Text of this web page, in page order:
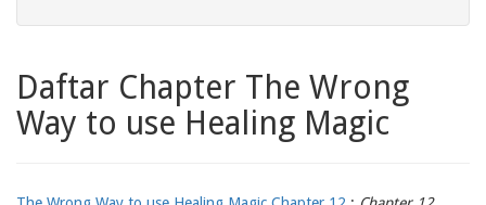
Daftar Chapter The Wrong
Way to use Healing Magic